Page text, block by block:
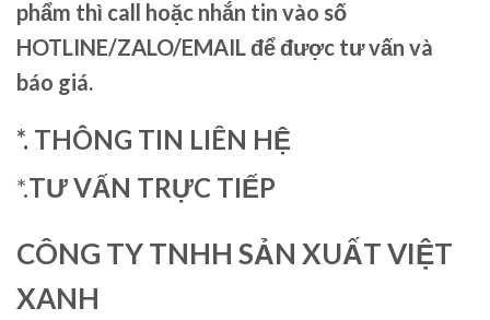
phẩm thì call hoặc nhắn tin vào số
HOTLINE/ZALO/EMAIL để được tư vấn và
báo giá.
*. THÔNG TIN LIÊN HỆ
*.TƯ VẤN TRỰC TIẾP
CÔNG TY TNHH SẢN XUẤT VIỆT
XANH